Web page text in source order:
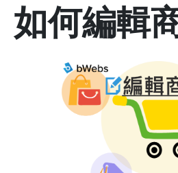
如何編輯